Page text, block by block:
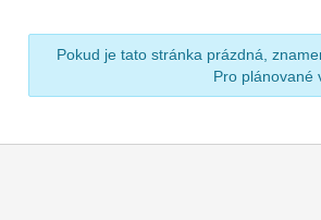
Pokud je tato stránka prázdná,
Pro plánované